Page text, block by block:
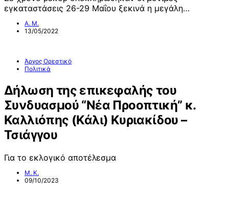
εγκαταστάσεις 26-29 Μαΐου ξεκινά η μεγάλη…
Α. Μ.
13/05/2022
Άργος Ορεστικό
Πολιτικά
Δήλωση της επικεφαλής του
Συνδυασμού “Νέα Προοπτική” κ.
Καλλιόπης (Κάλι) Κυριακίδου –
Τσιάγγου
Για το εκλογικό αποτέλεσμα
Μ. Κ.
09/10/2023